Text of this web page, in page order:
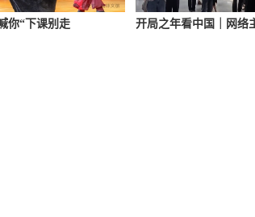
你“下课别走 开局之年看中国｜网络